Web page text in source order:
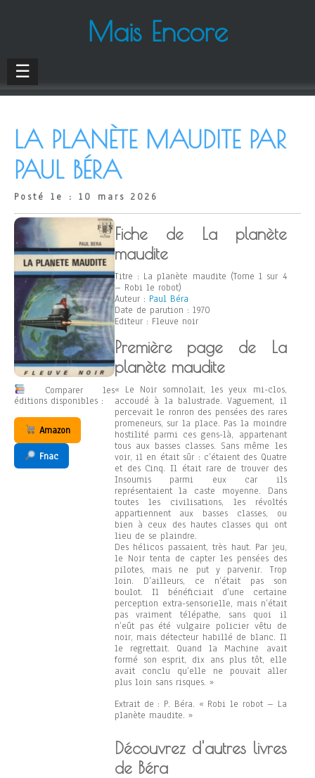
Mais Encore
☰
LA PLANÈTE MAUDITE PAR
PAUL BÉRA
Posté le : 10 mars 2026
Comparer les
éditions disponibles :
Amazon
Fnac
Fiche de La planète
maudite
Titre : La planète maudite (Tome 1 sur 4
– Robi le robot)
Auteur : Paul Béra
Date de parution : 1970
Editeur : Fleuve noir
Première page de La
planète maudite
« Le Noir somnolait, les yeux mi-clos,
accoudé à la balustrade. Vaguement, il
percevait le ronron des pensées des rares
promeneurs, sur la place. Pas la moindre
hostilité parmi ces gens-là, appartenant
tous aux basses classes. Sans même les
voir, il en était sûr : c’étaient des Quatre
et des Cinq. Il était rare de trouver des
Insoumis parmi eux car ils
représentaient la caste moyenne. Dans
toutes les civilisations, les révoltés
appartiennent aux basses classes, ou
bien à ceux des hautes classes qui ont
lieu de se plaindre.
Des hélicos passaient, très haut. Par jeu,
le Noir tenta de capter les pensées des
pilotes, mais ne put y parvenir. Trop
loin. D’ailleurs, ce n’était pas son
boulot. Il bénéficiait d’une certaine
perception extra-sensorielle, mais n’était
pas vraiment télépathe, sans quoi il
n’eût pas été vulgaire policier vêtu de
noir, mais détecteur habillé de blanc. Il
le regrettait. Quand la Machine avait
formé son esprit, dix ans plus tôt, elle
avait conclu qu’elle ne pouvait aller
plus loin sans risques. »
Extrait de : P. Béra. « Robi le robot – La
planète maudite. »
Découvrez d'autres livres
de Béra